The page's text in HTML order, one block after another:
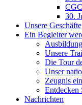
30.
Unsere Geschäfte
Ein Begleiter
Ausbildung
Unsere
Die Tour
Unser
Zeugnis
Entdecken
Nachrichten